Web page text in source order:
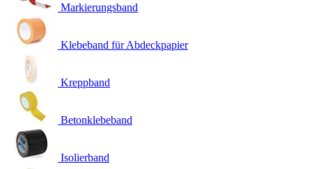
Markierungsband
Klebeband für Abdeckpapier
Kreppband
Betonklebeband
Isolierband